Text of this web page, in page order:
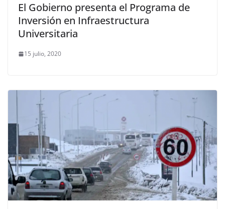
El Gobierno presenta el Programa de
Inversión en Infraestructura
Universitaria
15 julio, 2020